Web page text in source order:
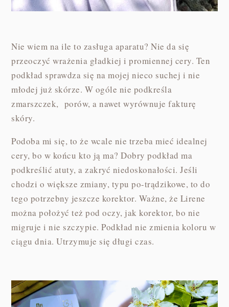
Nie wiem na ile to zasługa aparatu? Nie da się
przeoczyć wrażenia gładkiej i promiennej cery. Ten
podkład sprawdza się na mojej nieco suchej i nie
młodej już skórze. W ogóle nie podkreśla
zmarszczek, porów, a nawet wyrównuje fakturę
skóry.
Podoba mi się, to że wcale nie trzeba mieć idealnej
cery, bo w końcu kto ją ma? Dobry podkład ma
podkreślić atuty, a zakryć niedoskonałości. Jeśli
chodzi o większe zmiany, typu po-trądzikowe, to do
tego potrzebny jeszcze korektor. Ważne, że Lirene
można położyć też pod oczy, jak korektor, bo nie
migruje i nie szczypie. Podkład nie zmienia koloru w
ciągu dnia. Utrzymuje się długi czas.